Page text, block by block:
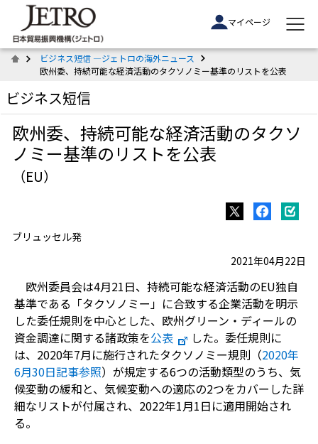
マイページ
ビジネス短信 ―ジェトロの海外ニュース
欧州委、持続可能な経済活動のタクソノミー基準のリストを公表
ビジネス短信
欧州委、持続可能な経済活動のタクソ
ノミー基準のリストを公表
（EU）
ブリュッセル発
2021年04月22日
欧州委員会は4月21日、持続可能な経済活動のEU独自
基準である「タクソノミー」に合致する企業活動を明示
した委任規則を中心とした、欧州グリーン・ディールの
資金調達に関する諸政策を公表
した。委任規則に
は、2020年7月に施行されたタクソノミー規則（2020年
6月30日記事参照）が規定する6つの活動類型のうち、気
候変動の緩和と、気候変動への適応の2つをカバーした詳
細なリストが付属され、2022年1月1日に適用開始され
る。